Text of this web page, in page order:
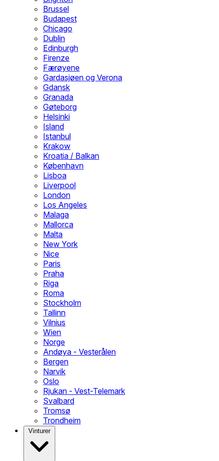
Brussel
Budapest
Chicago
Dublin
Edinburgh
Firenze
Færøyene
Gardasjøen og Verona
Gdansk
Granada
Gøteborg
Helsinki
Island
Istanbul
Krakow
Kroatia / Balkan
København
Lisboa
Liverpool
London
Los Angeles
Malaga
Mallorca
Malta
New York
Nice
Paris
Praha
Riga
Roma
Stockholm
Tallinn
Vilnius
Wien
Norge
Andøya - Vesterålen
Bergen
Narvik
Oslo
Rjukan - Vest-Telemark
Svalbard
Tromsø
Trondheim
Vinturer